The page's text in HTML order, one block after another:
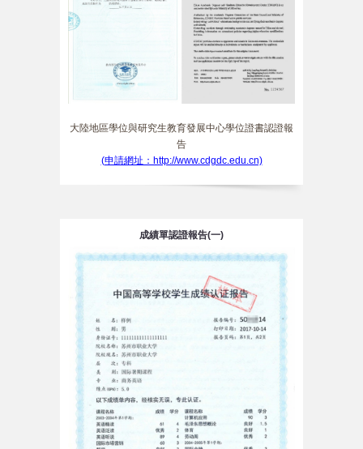
大陸地區學位與研究生教育發展中心學位證書認證報
告
(申請網址：http://www.cdgdc.edu.cn)
成績單認證報告(一)